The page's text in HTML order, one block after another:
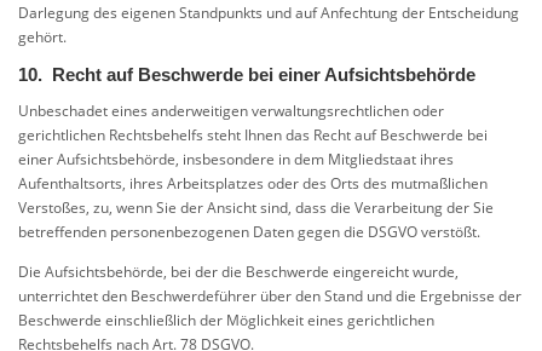
Darlegung des eigenen Standpunkts und auf Anfechtung der Entscheidung
gehört.
10. Recht auf Beschwerde bei einer Aufsichtsbehörde
Unbeschadet eines anderweitigen verwaltungsrechtlichen oder
gerichtlichen Rechtsbehelfs steht Ihnen das Recht auf Beschwerde bei
einer Aufsichtsbehörde, insbesondere in dem Mitgliedstaat ihres
Aufenthaltsorts, ihres Arbeitsplatzes oder des Orts des mutmaßlichen
Verstoßes, zu, wenn Sie der Ansicht sind, dass die Verarbeitung der Sie
betreffenden personenbezogenen Daten gegen die DSGVO verstößt.
Die Aufsichtsbehörde, bei der die Beschwerde eingereicht wurde,
unterrichtet den Beschwerdeführer über den Stand und die Ergebnisse der
Beschwerde einschließlich der Möglichkeit eines gerichtlichen
Rechtsbehelfs nach Art. 78 DSGVO.